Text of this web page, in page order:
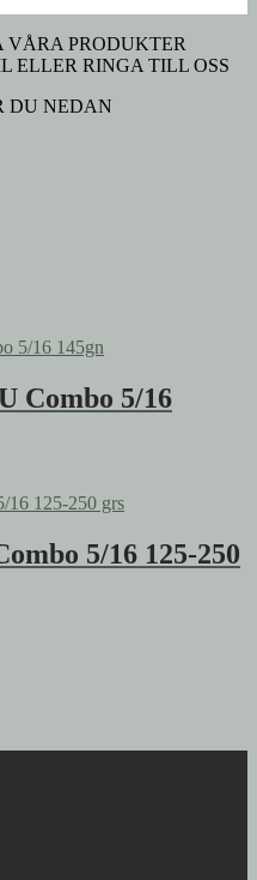
VÅRA PRODUKTER
ELLER RINGA TILL OSS
DU NEDAN
Combo 5/16
5/16 125-250